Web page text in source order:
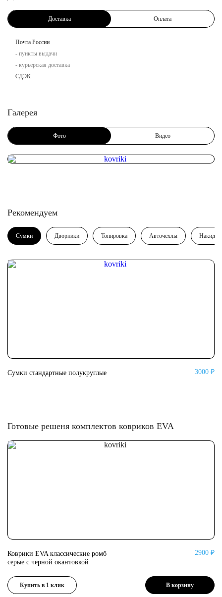
Доставка Оплата
Почта России
- пункты выдачи
- курьерская доставка
СДЭК
Галерея
Фото Видео
Рекомендуем
Сумки Дворники Тонировка Авточехлы Накидки
Сумки стандартные полукруглые 3000 ₽
Готовые решеня комплектов ковриков EVA
Коврики EVA классические ромб
серые с черной окантовкой
2900 ₽
Купить в 1 клик В корзину